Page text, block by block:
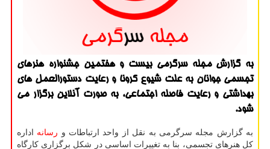
به گزارش مجله سرگرمی بیست و هفتمین جشنواره هنرهای
تجسمی جوانان به علت شیوع كرونا و رعایت دستورالعمل های
بهداشتی و رعایت فاصله اجتماعی، به صورت آنلاین برگزار می
شود.
به گزارش مجله سرگرمی به نقل از واحد ارتباطات و رسانه اداره
کل هنرهای تجسمی، بنا به تغییرات اساسی در شکل برگزاری کارگاه